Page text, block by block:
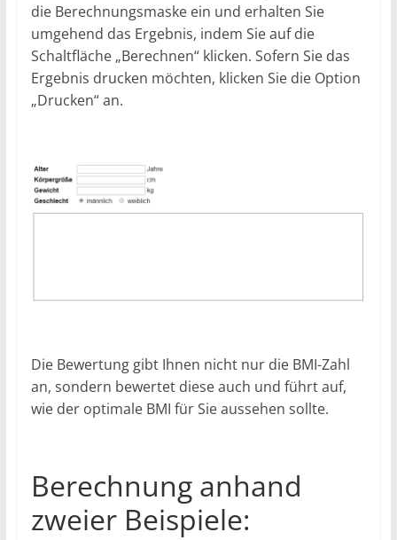
die Berechnungsmaske ein und erhalten Sie
umgehend das Ergebnis, indem Sie auf die
Schaltfläche „Berechnen“ klicken. Sofern Sie das
Ergebnis drucken möchten, klicken Sie die Option
„Drucken“ an.
Die Bewertung gibt Ihnen nicht nur die BMI-Zahl
an, sondern bewertet diese auch und führt auf,
wie der optimale BMI für Sie aussehen sollte.
Berechnung anhand
zweier Beispiele: